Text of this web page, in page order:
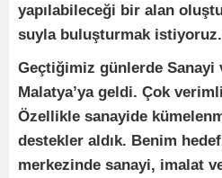
yapılabileceği bir alan
suyla buluşturmak istiyoruz.
Geçtiğimiz günlerde Sanayi
Malatya’ya geldi. Çok
Özellikle sanayide
destekler aldık. Benim
merkezinde sanayi, imalat